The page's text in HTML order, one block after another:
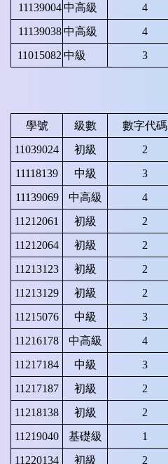
11139004中高級
4
11139038中高級
4
11015082 中級 3
學號 級數
數字代碼
11039024
初級
2
11118139
中級
3
11139069
中高級
4
11212061
初級
2
11212064
初級
2
11213123
初級
2
11213129
初級
2
11215076
中級
3
11216178
中高級
4
11217184
中級
3
11217187
初級
2
11218138
初級
2
11219040
基礎級
1
11220134
初級 2